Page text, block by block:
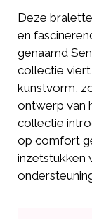
Deze
en
genaamd
collectie
kunstvorm,
ontwerp van
collectie
op comfort
inzetstukken